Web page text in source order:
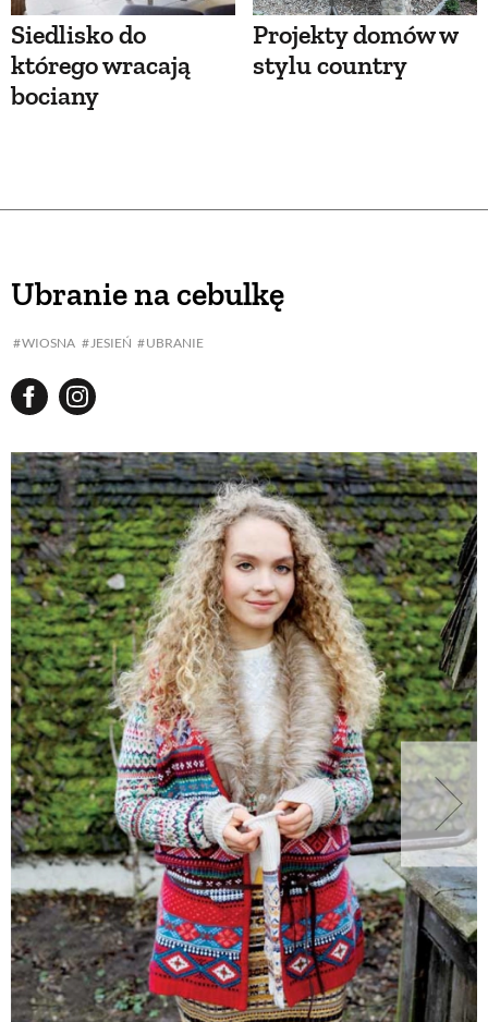
Siedlisko do
którego wracają
bociany
Projekty domów w
stylu country
Ubranie na cebulkę
WIOSNA JESIEŃ UBRANIE